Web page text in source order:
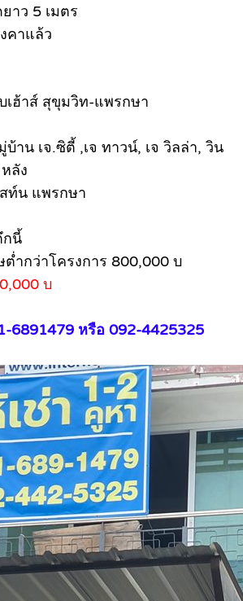
าว 5 เมตร
คาแล้ว
เฮ้าส์ สุขุมวิท-แพรกษา
าน เจ.ซิตี้ ,เจ ทาวน์, เจ วิลล่า, วิน
ลัง
สท์น แพรกษา
กนี้
ต่ำกว่าโครงการ 800,000 บ
บ
6891479 หรือ 092-4425325